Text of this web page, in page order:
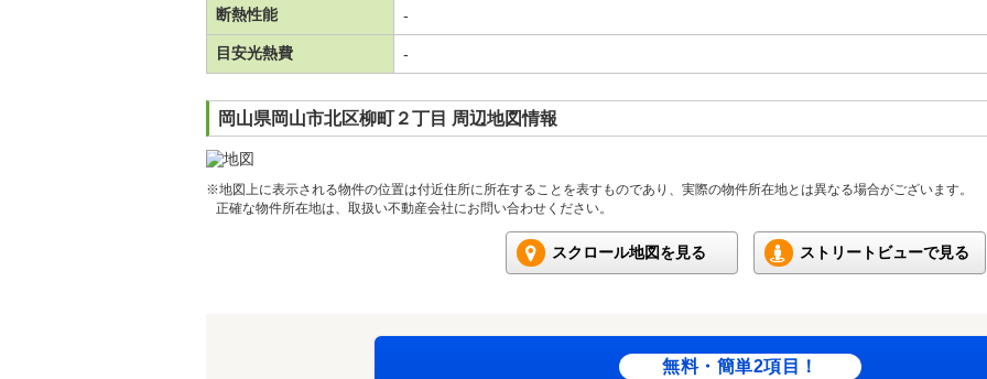
断熱性能 -
目安光熱費 -
岡山県岡山市北区柳町２丁目 周辺地図情報
※地図上に表示される物件の位置は付近住所に所在することを表すものであり、実際の物件所在地とは異なる場合がございます。
正確な物件所在地は、取扱い不動産会社にお問い合わせください。
スクロール地図を見る ストリートビューで見る
無料・簡単2項目！